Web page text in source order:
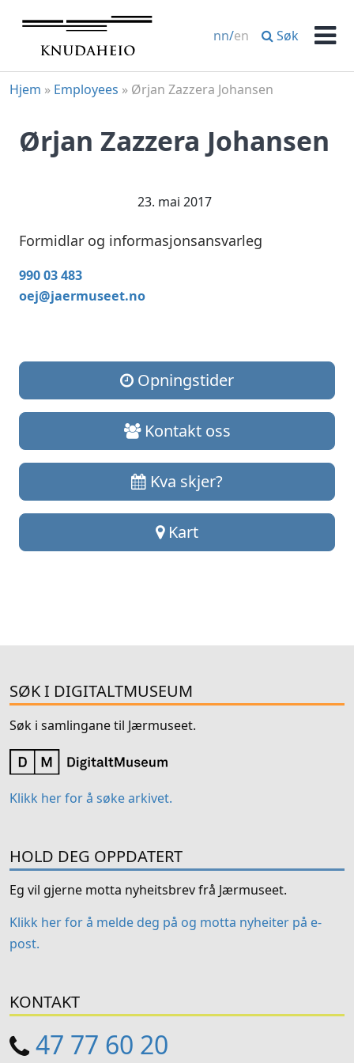
innhold
nn/en Søk
Hjem » Employees » Ørjan Zazzera Johansen
Ørjan Zazzera Johansen
23. mai 2017
Formidlar og informasjonsansvarleg
990 03 483
oej@jaermuseet.no
Opningstider
Kontakt oss
Kva skjer?
Kart
SØK I DIGITALTMUSEUM
Søk i samlingane til Jærmuseet.
Klikk her for å søke arkivet.
HOLD DEG OPPDATERT
Eg vil gjerne motta nyheitsbrev frå Jærmuseet.
Klikk her for å melde deg på og motta nyheiter på e-
post.
KONTAKT
47 77 60 20